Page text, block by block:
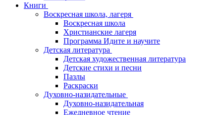
Книги
Воскресная школа, лагеря
Воскресная школа
Христианские лагеря
Программа Идите и научите
Детская литература
Детская художественная литература
Детские стихи и песни
Пазлы
Раскраски
Духовно-назидательные
Духовно-назидательная
Ежедневное чтение